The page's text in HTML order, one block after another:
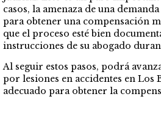
casos, la amenaza de una
para obtener una compensación
que el proceso esté bien
instrucciones de su abogado
Al seguir estos pasos, podrá
por lesiones en accidentes en Los
adecuado para obtener la